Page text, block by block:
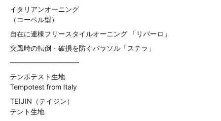
イタリアンオーニング
（コーベル型）
自在に連棟フリースタイルオーニング 「リパーロ」
突風時の転倒・破損を防ぐパラソル「ステラ」
——————————
テンポテスト生地
Tempotest from Italy
TEIJIN（テイジン）
テント生地